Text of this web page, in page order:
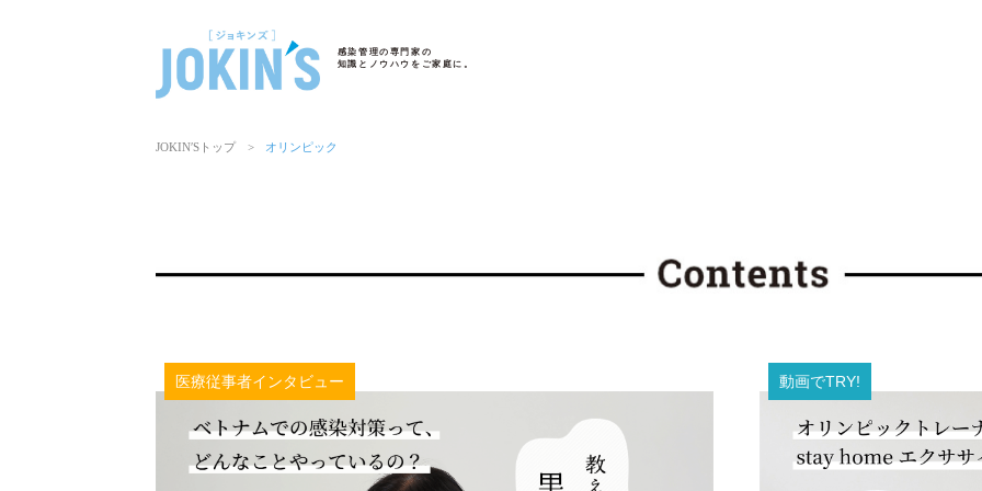
感染管理の専門家の
知識とノウハウをご家庭に。
JOKIN′Sトップ > オリンピック
医療従事者インタビュー 動画でTRY!